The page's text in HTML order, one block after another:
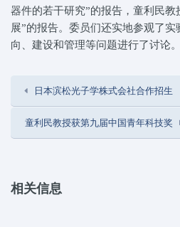
器件的若干研究”的报告，童利民教
展”的报告。委员们还实地参观了
向、建设和管理等问题进行了讨论。
日本滨松光子学株式会社合作招生
童利民教授获第九届中国青年科技奖
相关信息